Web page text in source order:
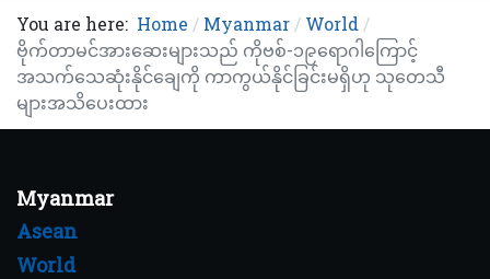
You are here: Home Myanmar
World
ဗိုက်တာမင်အားဆေးများသည် ကိုဗစ်-၁၉ရောဂါကြောင့်
အသက်သေဆုံးနိုင်ချေကို ကာကွယ်နိုင်ခြင်းမရှိဟု သုတေသီ
များအသိပေးထား
Myanmar
Asean
World